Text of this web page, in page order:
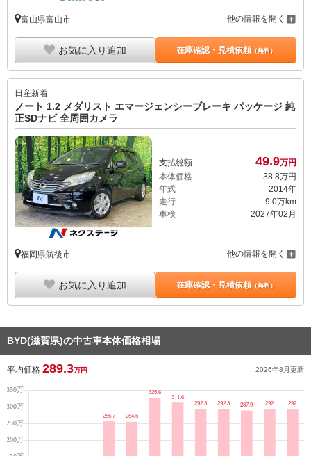
富山県富山市 他の情報を開く
お気に入り追加 在庫確認・見積依頼（無料）
日産新着
ノート 1.2 メダリスト エマージェンシーブレーキ パッケージ 純
正SDナビ 全周囲カメラ
支払総額 49.9万円
本体価格
38.8万円
年式
2014年
走行
9.0万km
車検
2027年02月
福岡県筑後市 他の情報を開く
お気に入り追加 在庫確認・見積依頼（無料）
BYD(滋賀県)の中古車本体価格相場
平均価格 289.3万円 2026年8月更新